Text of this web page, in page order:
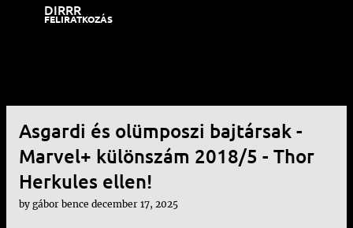
DIRRR
FELIRATKOZÁS
Asgardi és olümposzi bajtársak -
Marvel+ különszám 2018/5 - Thor
Herkules ellen!
by gábor bence december 17, 2025